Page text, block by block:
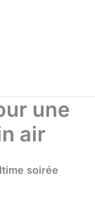
une
air
soirée